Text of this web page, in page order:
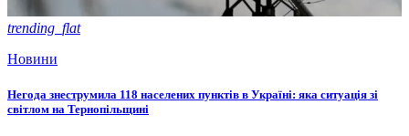
trending_flat
Новини
Негода знеструмила 118 населених пунктів в Україні: яка ситуація зі
світлом на Тернопільщині